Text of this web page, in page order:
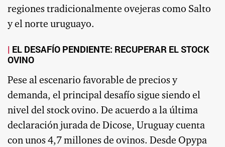
regiones tradicionalmente ovejeras como Salto
y el norte uruguayo.
EL DESAFÍO PENDIENTE: RECUPERAR EL STOCK
OVINO
Pese al escenario favorable de precios y
demanda, el principal desafío sigue siendo el
nivel del stock ovino. De acuerdo a la última
declaración jurada de Dicose, Uruguay cuenta
con unos 4,7 millones de ovinos. Desde Opypa